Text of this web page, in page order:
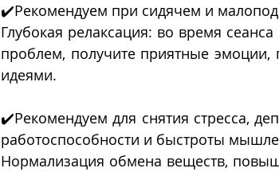
✔️Рекомендуем при сидячем и
Глубокая релаксация: во время
проблем, получите приятные эмоции,
идеями.
✔️Рекомендуем для снятия стресса,
работоспособности и быстроты
Нормализация обмена веществ,